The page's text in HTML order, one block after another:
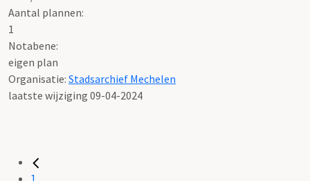
Aantal plannen:
1
Notabene:
eigen plan
Organisatie: Stadsarchief Mechelen
laatste wijziging 09-04-2024
1